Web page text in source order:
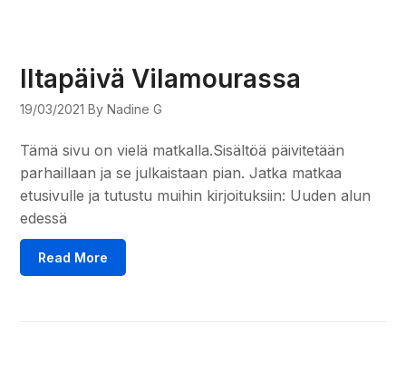
Iltapäivä Vilamourassa
19/03/2021 By Nadine G
Tämä sivu on vielä matkalla.Sisältöä päivitetään
parhaillaan ja se julkaistaan pian. Jatka matkaa
etusivulle ja tutustu muihin kirjoituksiin: Uuden alun
edessä
Read More